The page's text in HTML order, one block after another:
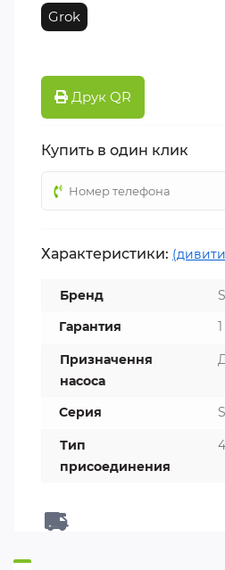
Grok
Друк QR
Купить в один клик
Характеристики:
Бренд
Гарантия
Призначення
насоса
Серия
Тип
присоединения